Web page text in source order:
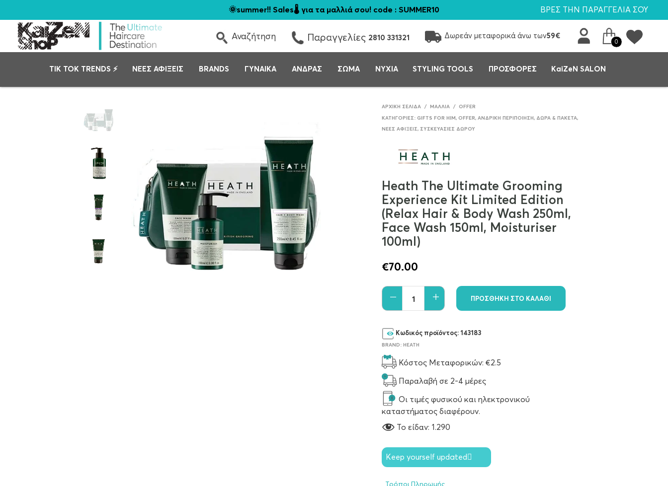
🌞summer!! Sales🌡️ για τα μαλλιά σου! code : SUMMER10 ΒΡΕΣ ΤΗΝ ΠΑΡΑΓΓΕΛΙΑ ΣΟΥ
Αναζήτηση Παραγγελίες 2810 331321 Δωρεάν μεταφορικά άνω των59€
0
TIK TOK TRENDS ⚡ ΝΕΕΣ ΑΦΙΞΕΙΣ BRANDS ΓΥΝΑΙΚΑ ΑΝΔΡΑΣ ΣΩΜΑ ΝΥΧΙΑ STYLING TOOLS ΠΡΟΣΦΟΡΕΣ KaiZeN SALON
ΑΡΧΙΚΉ ΣΕΛΊΔΑ / ΜΑΛΛΙΆ / OFFER
ΚΑΤΗΓΟΡΊΕΣ:GIFTS FOR HIM,OFFER,ΑΝΔΡΙΚΉ ΠΕΡΙΠΟΊΗΣΗ, ΔΏΡΑ & ΠΑΚΈΤΑ,
ΝΈΕΣ ΑΦΊΞΕΙΣ, ΣΥΣΚΕΥΑΣΊΕΣ ΔΏΡΟΥ
Heath The Ultimate Grooming
Experience Kit Limited Edition
(Relax Hair & Body Wash 250ml,
Face Wash 150ml, Moisturiser
100ml)
€70.00
ΠΡΟΣΘΉΚΗ ΣΤΟ ΚΑΛΆΘΙ
Κωδικός προϊόντος:143183
BRAND: HEATH
Κόστος Μεταφορικών: €2.5
Παραλαβή σε 2-4 μέρες
Οι τιμές φυσικού και ηλεκτρονικού
καταστήματος διαφέρουν.
To είδαν: 1.290
Keep yourself updated
Τρόποι Πληρωμής